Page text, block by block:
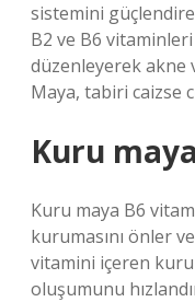
sistemini
B2 ve B6
düzenleyerek akne
Maya, tabiri caizse
Kuru
Kuru maya B6
kurumasını önler
vitamini içeren
oluşumunu